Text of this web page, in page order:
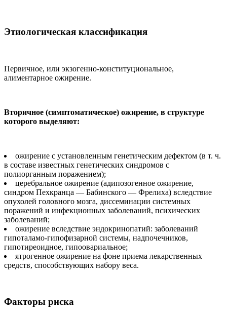
Этиологическая классификация
Первичное, или экзогенно-конституциональное,
алиментарное ожирение.
Вторичное (симптоматическое) ожирение, в структуре
которого выделяют:
ожирение с установленным генетическим дефектом (в т. ч.
в составе известных генетических синдромов с
полиорганным поражением);
церебральное ожирение (адипозогенное ожирение,
синдром Пехкранца — Бабинского — Фрелиха) вследствие
опухолей головного мозга, диссеминации системных
поражений и инфекционных заболеваний, психических
заболеваний;
ожирение вследствие эндокринопатий: заболеваний
гипоталамо-гипофизарной системы, надпочечников,
гипотиреоидное, гипоовариальное;
ятрогенное ожирение на фоне приема лекарственных
средств, способствующих набору веса.
Факторы риска